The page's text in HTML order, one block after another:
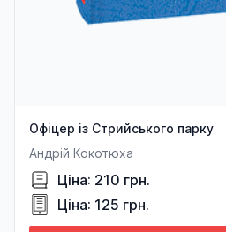
Офіцер із Стрийського парку
Андрій Кокотюха
Ціна: 210 грн.
Ціна: 125 грн.